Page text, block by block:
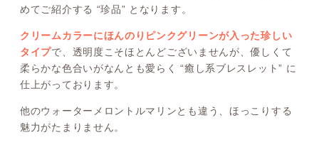
めてご紹介する “珍品” となります。
クリームカラーにほんのりピンクグリーンが入った珍しい
タイプで、透明度こそほとんどございませんが、優しくて
柔らかな色合いがなんとも愛らく “癒し系ブレスレット” に
仕上がっております。
他のウォーターメロントルマリンとも違う、ほっこりする
魅力がたまりません。